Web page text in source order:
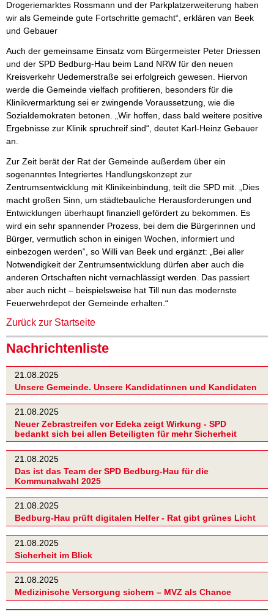
Drogeriemarktes Rossmann und der Parkplatzerweiterung haben
wir als Gemeinde gute Fortschritte gemacht“, erklären van Beek
und Gebauer
Auch der gemeinsame Einsatz vom Bürgermeister Peter Driessen
und der SPD Bedburg-Hau beim Land NRW für den neuen
Kreisverkehr Uedemerstraße sei erfolgreich gewesen. Hiervon
werde die Gemeinde vielfach profitieren, besonders für die
Klinikvermarktung sei er zwingende Voraussetzung, wie die
Sozialdemokraten betonen. „Wir hoffen, dass bald weitere positive
Ergebnisse zur Klinik spruchreif sind“, deutet Karl-Heinz Gebauer
an.
Zur Zeit berät der Rat der Gemeinde außerdem über ein
sogenanntes Integriertes Handlungskonzept zur
Zentrumsentwicklung mit Klinikeinbindung, teilt die SPD mit. „Dies
macht großen Sinn, um städtebauliche Herausforderungen und
Entwicklungen überhaupt finanziell gefördert zu bekommen. Es
wird ein sehr spannender Prozess, bei dem die Bürgerinnen und
Bürger, vermutlich schon in einigen Wochen, informiert und
einbezogen werden“, so Willi van Beek und ergänzt: „Bei aller
Notwendigkeit der Zentrumsentwicklung dürfen aber auch die
anderen Ortschaften nicht vernachlässigt werden. Das passiert
aber auch nicht – beispielsweise hat Till nun das modernste
Feuerwehrdepot der Gemeinde erhalten.“
Zurück zur Startseite
Nachrichtenliste
21.08.2025
Unsere Gemeinde. Unsere Kandidatinnen und Kandidaten
21.08.2025
Neuer Zebrastreifen vor Edeka zeigt Wirkung - SPD
bedankt sich bei allen Beteiligten für mehr Sicherheit
21.08.2025
Das ist das Team der SPD Bedburg-Hau für die
Kommunalwahl 2025
21.08.2025
Bedburg-Hau prüft digitalen Helfer - Rat gibt grünes Licht
21.08.2025
Sicherheit im Blick
21.08.2025
Medizinische Versorgung sichern – MVZ als Chance